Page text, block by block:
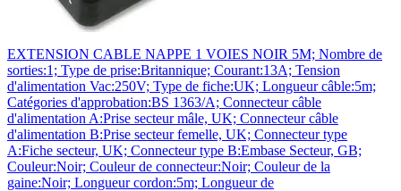
EXTENSION CABLE NAPPE 1 VOIES NOIR 5M; Nombre de
sorties:1; Type de prise:Britannique; Courant:13A; Tension
d'alimentation Vac:250V; Type de fiche:UK; Longueur câble:5m;
Catégories d'approbation:BS 1363/A; Connecteur câble
d'alimentation A:Prise secteur mâle, UK; Connecteur câble
d'alimentation B:Prise secteur femelle, UK; Connecteur type
A:Fiche secteur, UK; Connecteur type B:Embase Secteur, GB;
Couleur:Noir; Couleur de connecteur:Noir; Couleur de la
gaine:Noir; Longueur cordon:5m; Longueur de